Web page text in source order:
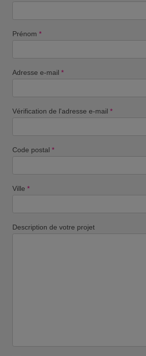
Prénom *
Adresse e-mail *
Vérification de l'adresse e-mail *
Code postal *
Ville *
Description de votre projet